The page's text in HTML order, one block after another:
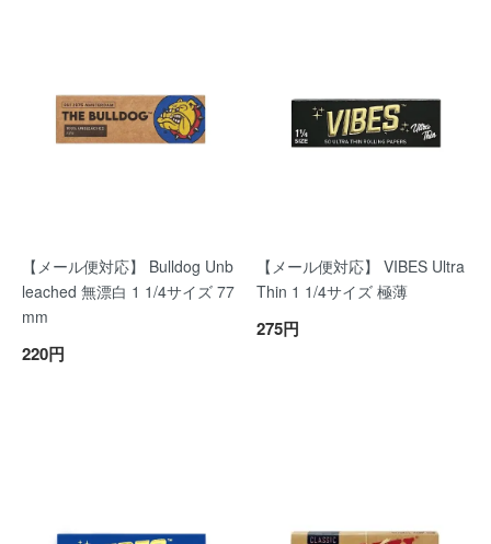
【メール便対応】 Bulldog Unb
leached 無漂白 1 1/4サイズ 77
mm
220円
【メール便対応】 VIBES Ultra
Thin 1 1/4サイズ 極薄
275円